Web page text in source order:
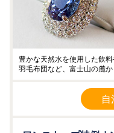
豊かな天然水を使用した飲
羽毛布団など、富士山の麓
自